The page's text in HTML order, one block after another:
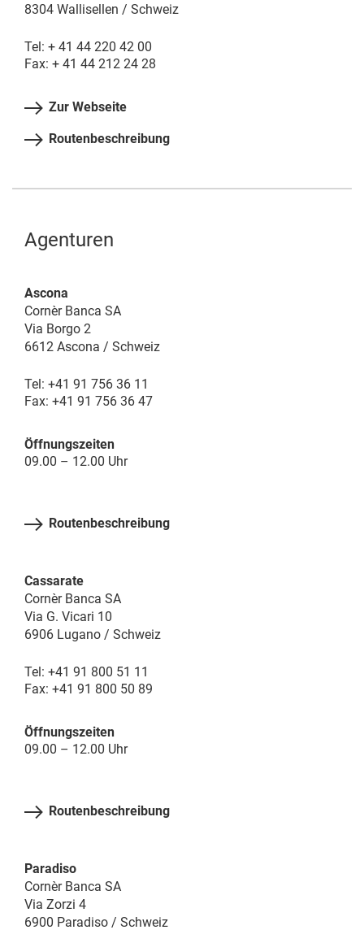
8304 Wallisellen / Schweiz
Tel: + 41 44 220 42 00
Fax: + 41 44 212 24 28
Zur Webseite
Routenbeschreibung
Agenturen
Ascona
Cornèr Banca SA
Via Borgo 2
6612 Ascona / Schweiz
Tel: +41 91 756 36 11
Fax: +41 91 756 36 47
Öffnungszeiten
09.00 – 12.00 Uhr
Routenbeschreibung
Cassarate
Cornèr Banca SA
Via G. Vicari 10
6906 Lugano / Schweiz
Tel: +41 91 800 51 11
Fax: +41 91 800 50 89
Öffnungszeiten
09.00 – 12.00 Uhr
Routenbeschreibung
Paradiso
Cornèr Banca SA
Via Zorzi 4
6900 Paradiso / Schweiz